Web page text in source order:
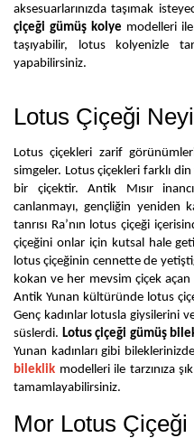
aksesuarlarınızda taşımak
çiçeği gümüş kolye modelleri ile
taşıyabilir, lotus kolyenizle
yapabilirsiniz.
Lotus Çiçeği
Lotus çiçekleri zarif
simgeler. Lotus çiçekleri farklı
bir çiçektir. Antik Mısır
canlanmayı, gençliğin yeniden
tanrısı Ra’nın lotus çiçeği
çiçeğini onlar için kutsal hale
lotus çiçeğinin cennette de
kokan ve her mevsim çiçek
Antik Yunan kültüründe lotus
Genç kadınlar lotusla giysilerini
süslerdi. Lotus çiçeği gümüş
Yunan kadınları gibi
bileklik modelleri ile tarzınıza
tamamlayabilirsiniz.
Mor Lotus